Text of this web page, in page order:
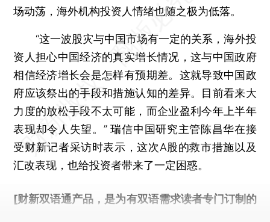
场动荡，海外机构投资人情绪也随之极为低落。
“这一波股灾与中国市场有一定的关系，海外投
资人担心中国经济的真实增长情况，这与中国政府
相信经济增长会是怎样有预期差。这就导致中国政
府应该祭出的手段和措施认知的差异。目前看来大
力度的放松手段不太可能，而企业盈利今年上半年
表现却令人失望。” 瑞信中国研究主管陈昌华在接
受财新记者采访时表示，这次A股的救市措施以及
汇改表现，也给投资者带来了一定困惑。
[财新双语通产品，是为有双语需求读者专门订制的